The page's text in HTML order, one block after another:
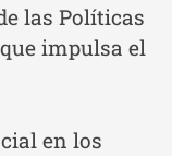
las Políticas
impulsa el
en los